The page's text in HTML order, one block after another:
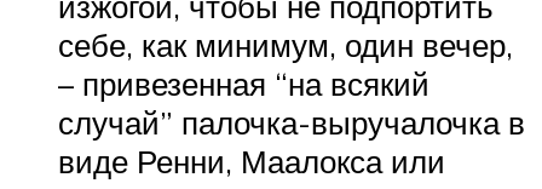
себе, как минимум, один вечер,
– привезенная “на всякий
случай” палочка-выручалочка в
виде Ренни, Маалокса или